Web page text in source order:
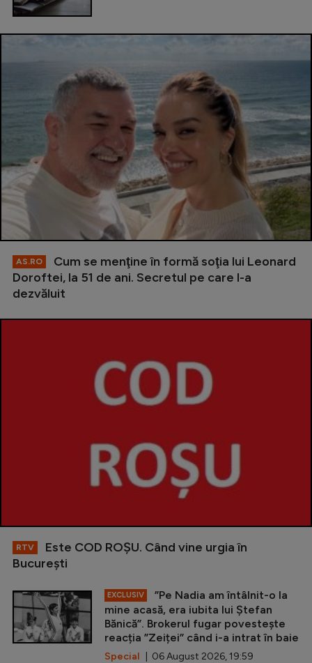
AS.RO
Cum se menţine în formă soţia lui Leonard
Doroftei, la 51 de ani. Secretul pe care l-a
dezvăluit
RTV
Este COD ROŞU. Când vine urgia în
Bucureşti
EXCLUSIV
”Pe Nadia am întâlnit-o la
mine acasă, era iubita lui Ștefan
Bănică”. Brokerul fugar povestește
reacția ”Zeiței” când i-a intrat în baie
Special | 06 August 2026, 19:59